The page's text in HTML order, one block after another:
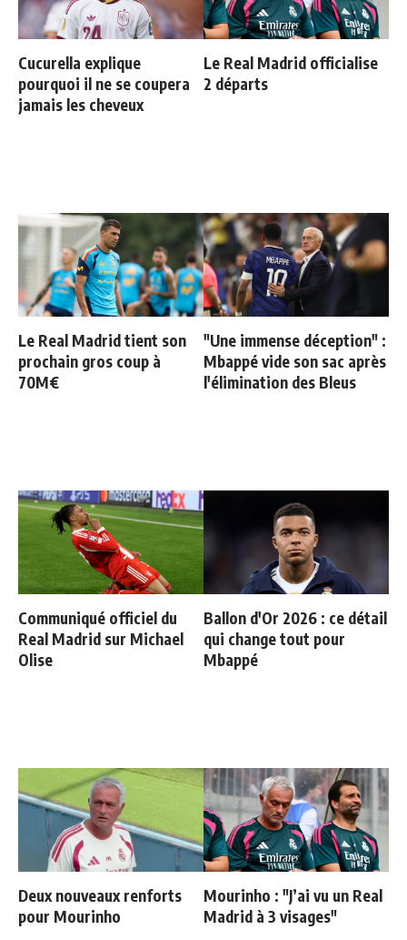
Cucurella explique
pourquoi il ne se coupera
jamais les cheveux
Le Real Madrid officialise
2 départs
Le Real Madrid tient son
prochain gros coup à
70M€
"Une immense déception" :
Mbappé vide son sac après
l'élimination des Bleus
Communiqué officiel du
Real Madrid sur Michael
Olise
Ballon d'Or 2026 : ce détail
qui change tout pour
Mbappé
Deux nouveaux renforts
pour Mourinho
Mourinho : "J’ai vu un Real
Madrid à 3 visages"